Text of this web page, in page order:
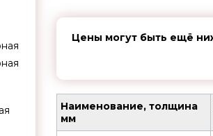
Цены могут быть ещё
Наименование, толщина
мм